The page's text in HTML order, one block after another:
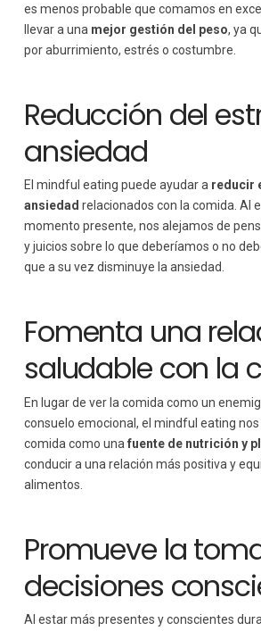
es menos probable que comamos en
llevar a una mejor gestión del peso, ya
por aburrimiento, estrés o costumbre.
Reducción del
ansiedad
El mindful eating puede ayudar a reducir
ansiedad relacionados con la comida. Al
momento presente, nos alejamos de
y juicios sobre lo que deberíamos o no
que a su vez disminuye la ansiedad.
Fomenta una
saludable con la
En lugar de ver la comida como un
consuelo emocional, el mindful eating
comida como una fuente de nutrición y
conducir a una relación más positiva y
alimentos.
Promueve la
decisiones
Al estar más presentes y conscientes